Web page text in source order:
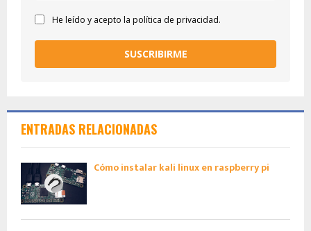
He leído y acepto la política de privacidad.
SUSCRIBIRME
ENTRADAS RELACIONADAS
Cómo instalar kali linux en raspberry pi